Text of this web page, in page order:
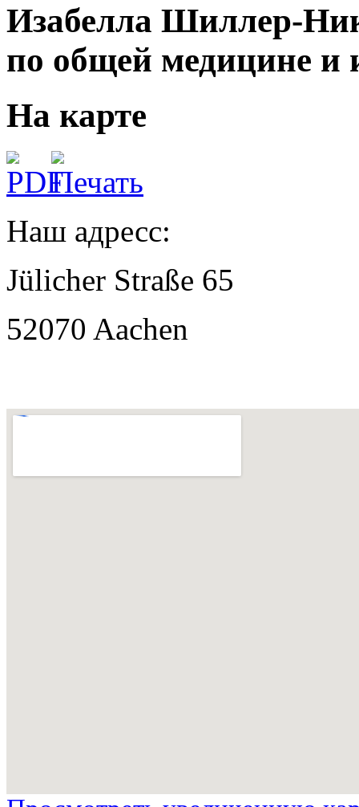
Изабелла Шиллер-
по общей медицине и
На карте
Наш адресс:
Jülicher Straße 65
52070 Aachen